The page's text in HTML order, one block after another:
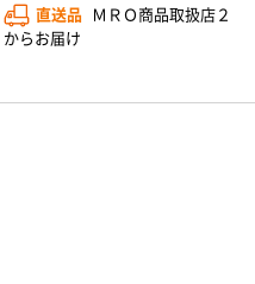
直送品 ＭＲＯ商品取扱店２
からお届け